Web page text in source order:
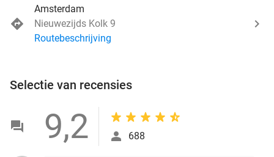
Amsterdam
Nieuwezijds Kolk 9
Routebeschrijving
Selectie van recensies
9,2 688